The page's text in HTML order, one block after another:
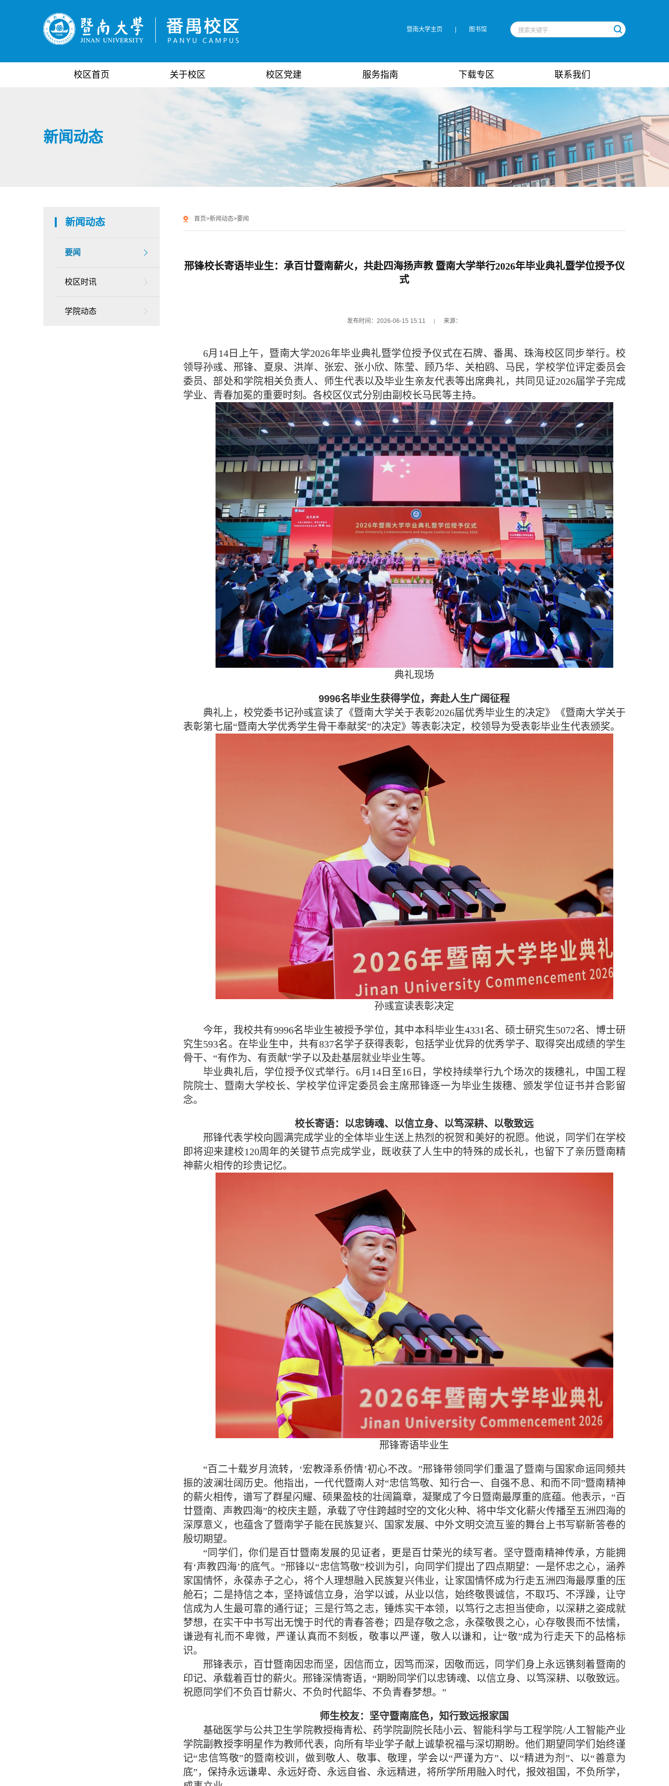
暨南大学主页 图书馆
校区首页 关于校区 校区党建 服务指南 下载专区 联系我们
新闻动态
新闻动态
要闻
校区时讯
学院动态
首页>新闻动态>要闻
邢锋校长寄语毕业生：承百廿暨南薪火，共赴四海扬声教 暨南大学举行2026年毕业典礼暨学位授予仪
式
发布时间：2026-06-15 15:11 来源：
6月14日上午，暨南大学2026年毕业典礼暨学位授予仪式在石牌、番禺、珠海校区同步举行。校
领导孙彧、邢锋、夏泉、洪岸、张宏、张小欣、陈莹、顾乃华、关柏鸥、马民，学校学位评定委员会
委员、部处和学院相关负责人、师生代表以及毕业生亲友代表等出席典礼，共同见证2026届学子完成
学业、青春加冕的重要时刻。各校区仪式分别由副校长马民等主持。
典礼现场
9996名毕业生获得学位，奔赴人生广阔征程
典礼上，校党委书记孙彧宣读了《暨南大学关于表彰2026届优秀毕业生的决定》《暨南大学关于
表彰第七届“暨南大学优秀学生骨干奉献奖”的决定》等表彰决定，校领导为受表彰毕业生代表颁奖。
孙彧宣读表彰决定
今年，我校共有9996名毕业生被授予学位，其中本科毕业生4331名、硕士研究生5072名、博士研
究生593名。在毕业生中，共有837名学子获得表彰，包括学业优异的优秀学子、取得突出成绩的学生
骨干、“有作为、有贡献”学子以及赴基层就业毕业生等。
毕业典礼后，学位授予仪式举行。6月14日至16日，学校持续举行九个场次的拨穗礼，中国工程
院院士、暨南大学校长、学校学位评定委员会主席邢锋逐一为毕业生拨穗、颁发学位证书并合影留
念。
校长寄语：以忠铸魂、以信立身、以笃深耕、以敬致远
邢锋代表学校向圆满完成学业的全体毕业生送上热烈的祝贺和美好的祝愿。他说，同学们在学校
即将迎来建校120周年的关键节点完成学业，既收获了人生中的特殊的成长礼，也留下了亲历暨南精
神薪火相传的珍贵记忆。
邢锋寄语毕业生
“百二十载岁月流转，‘宏教泽系侨情’初心不改。”邢锋带领同学们重温了暨南与国家命运同频共
振的波澜壮阔历史。他指出，一代代暨南人对“忠信笃敬、知行合一、自强不息、和而不同”暨南精神
的薪火相传，谱写了群星闪耀、硕果盈枝的壮阔篇章，凝聚成了今日暨南最厚重的底蕴。他表示，“百
廿暨南、声教四海”的校庆主题，承载了守住跨越时空的文化火种、将中华文化薪火传播至五洲四海的
深厚意义，也蕴含了暨南学子能在民族复兴、国家发展、中外文明交流互鉴的舞台上书写崭新答卷的
殷切期望。
“同学们，你们是百廿暨南发展的见证者，更是百廿荣光的续写者。坚守暨南精神传承，方能拥
有‘声教四海’的底气。”邢锋以“忠信笃敬”校训为引，向同学们提出了四点期望：一是怀忠之心，涵养
家国情怀，永葆赤子之心，将个人理想融入民族复兴伟业，让家国情怀成为行走五洲四海最厚重的压
舱石；二是持信之本，坚持诚信立身，治学以诚，从业以信，始终敬畏诚信，不取巧、不浮躁，让守
信成为人生最可靠的通行证；三是行笃之志，锤炼实干本领，以笃行之志担当使命，以深耕之姿成就
梦想，在实干中书写出无愧于时代的青春答卷；四是存敬之念，永葆敬畏之心，心存敬畏而不怯懦，
谦逊有礼而不卑微，严谨认真而不刻板，敬事以严谨，敬人以谦和，让“敬”成为行走天下的品格标
识。
邢锋表示，百廿暨南因忠而坚，因信而立，因笃而深，因敬而远，同学们身上永远镌刻着暨南的
印记、承载着百廿的薪火。邢锋深情寄语，“期盼同学们以忠铸魂、以信立身、以笃深耕、以敬致远。
祝愿同学们不负百廿薪火、不负时代韶华、不负青春梦想。”
师生校友：坚守暨南底色，知行致远报家国
基础医学与公共卫生学院教授梅青松、药学院副院长陆小云、智能科学与工程学院/人工智能产业
学院副教授李明星作为教师代表，向所有毕业学子献上诚挚祝福与深切期盼。他们期望同学们始终谨
记“忠信笃敬”的暨南校训，做到敬人、敬事、敬理，学会以“严谨为方”、以“精进为剂”、以“善意为
底”，保持永远谦卑、永远好奇、永远自省、永远精进，将所学所用融入时代，报效祖国，不负所学，